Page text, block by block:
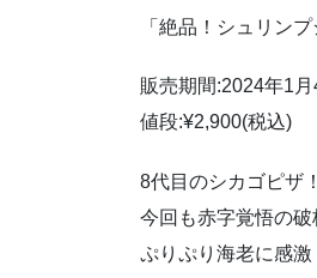
「絶品！シュリンプ
販売期間:2024年1
値段:¥2,900(税込)
8代目のシカゴピザ！
今回も赤字覚悟の破
ぷりぷり海老に感激